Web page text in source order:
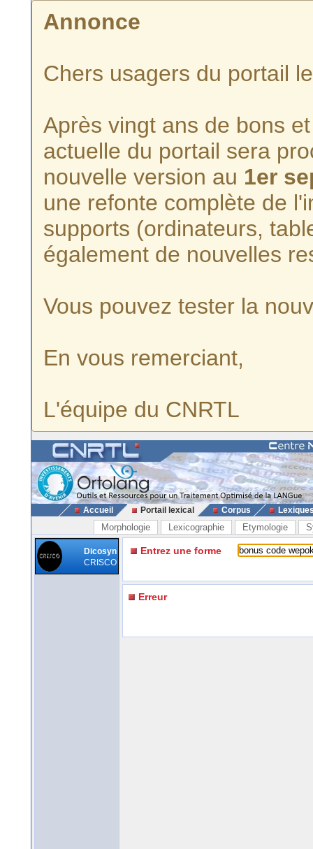
Annonce
Chers usagers du portail
Après vingt ans de bons
actuelle du portail sera
nouvelle version au 1er
une refonte complète de
supports (ordinateurs,
également de nouvelles
Vous pouvez tester la
En vous remerciant,
L'équipe du CNRTL
Accueil Portail lexical Corpus
Morphologie Lexicographie Etymologie
Dicosyn
CRISCO
Entrez une forme
Erreur